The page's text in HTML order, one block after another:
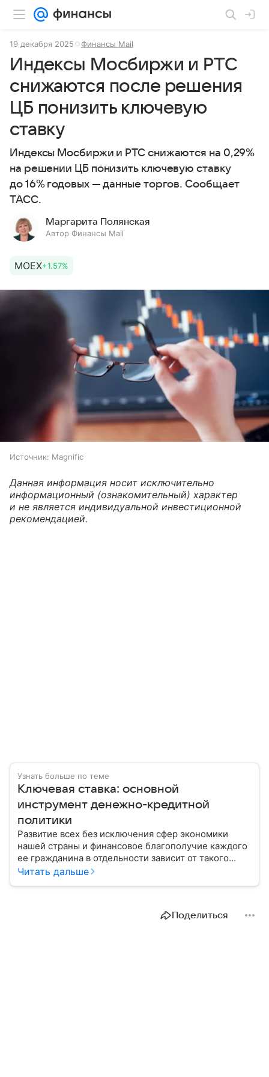
19 декабря 2025 Финансы Mail
Индексы Мосбиржи и РТС
снижаются после решения
ЦБ понизить ключевую
ставку
Индексы Мосбиржи и РТС снижаются на 0,29%
на решении ЦБ понизить ключевую ставку
до 16% годовых — данные торгов. Сообщает
ТАСС.
Маргарита Полянская
Автор Финансы Mail
MOEX+1.57%
Источник: Magnific
Данная информация носит исключительно
информационный (ознакомительный) характер
и не является индивидуальной инвестиционной
рекомендацией.
Узнать больше по теме
Ключевая ставка: основной
инструмент денежно-кредитной
политики
Развитие всех без исключения сфер экономики
нашей страны и финансовое благополучие каждого
ее гражданина в отдельности зависит от такого
показателя, как ключевая ставка. От чего зависит
Читать дальше
Поделиться